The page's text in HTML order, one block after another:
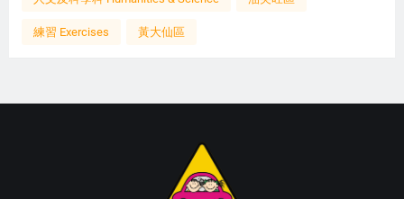
練習 Exercises 黃大仙區